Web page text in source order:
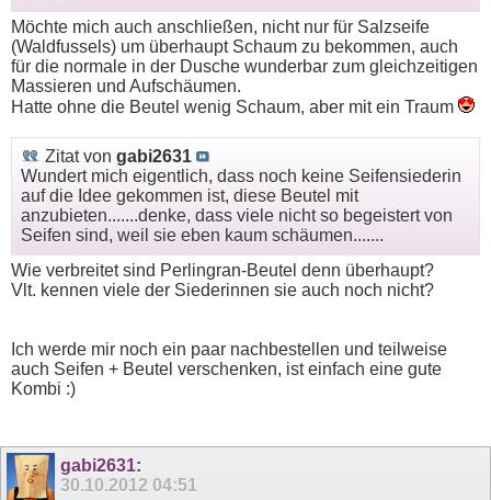
Möchte mich auch anschließen, nicht nur für Salzseife
(Waldfussels) um überhaupt Schaum zu bekommen, auch
für die normale in der Dusche wunderbar zum gleichzeitigen
Massieren und Aufschäumen.
Hatte ohne die Beutel wenig Schaum, aber mit ein Traum
Zitat von gabi2631
Wundert mich eigentlich, dass noch keine Seifensiederin
auf die Idee gekommen ist, diese Beutel mit
anzubieten.......denke, dass viele nicht so begeistert von
Seifen sind, weil sie eben kaum schäumen.......
Wie verbreitet sind Perlingran-Beutel denn überhaupt?
Vlt. kennen viele der Siederinnen sie auch noch nicht?
Ich werde mir noch ein paar nachbestellen und teilweise
auch Seifen + Beutel verschenken, ist einfach eine gute
Kombi :)
gabi2631:
30.10.2012 04:51